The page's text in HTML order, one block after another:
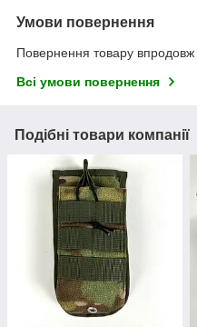
Умови повернення
Повернення товару впродовж
Всі умови повернення
Подібні товари компанії